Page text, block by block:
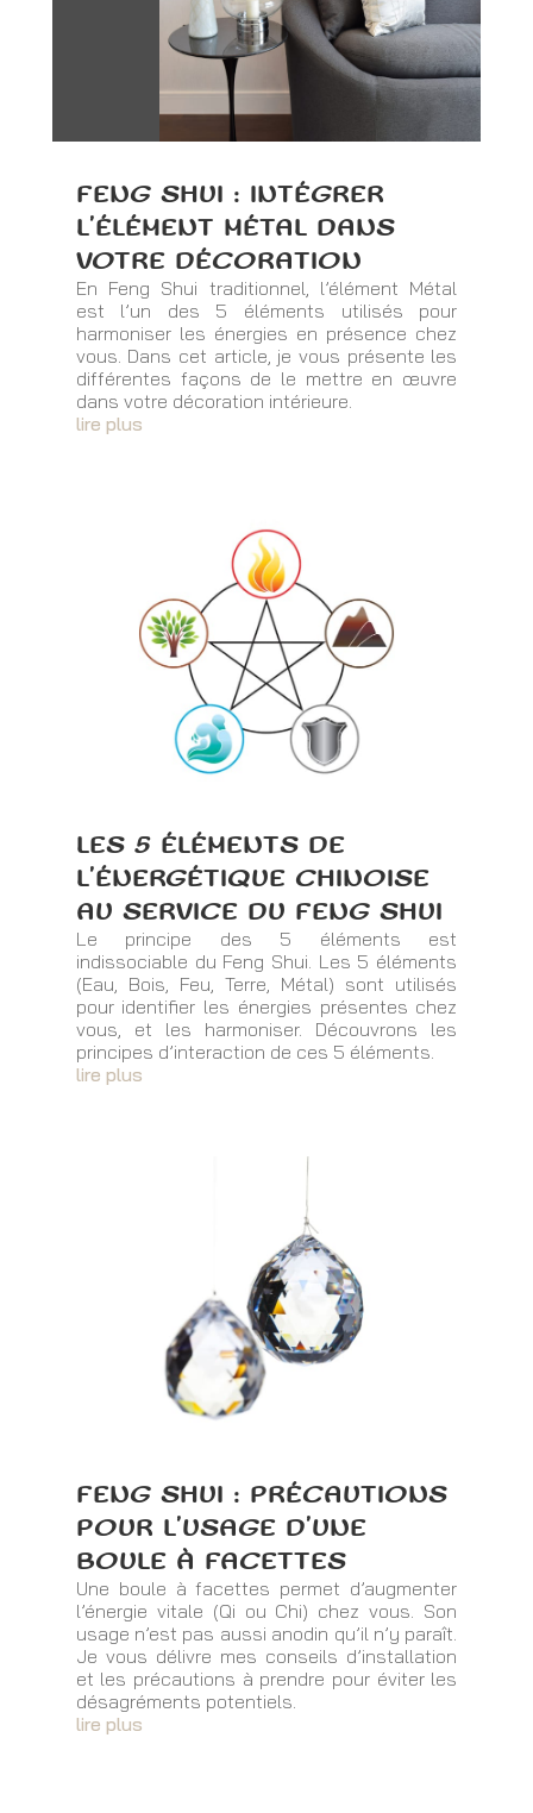
FENG SHUI : INTÉGRER
L’ÉLÉMENT MÉTAL DANS
VOTRE DÉCORATION
En Feng Shui traditionnel, l’élément Métal
est l’un des 5 éléments utilisés pour
harmoniser les énergies en présence chez
vous. Dans cet article, je vous présente les
différentes façons de le mettre en œuvre
dans votre décoration intérieure.
lire plus
LES 5 ÉLÉMENTS DE
L’ÉNERGÉTIQUE CHINOISE
AU SERVICE DU FENG SHUI
Le principe des 5 éléments est
indissociable du Feng Shui. Les 5 éléments
(Eau, Bois, Feu, Terre, Métal) sont utilisés
pour identifier les énergies présentes chez
vous, et les harmoniser. Découvrons les
principes d’interaction de ces 5 éléments.
lire plus
FENG SHUI : PRÉCAUTIONS
POUR L’USAGE D’UNE
BOULE À FACETTES
Une boule à facettes permet d’augmenter
l’énergie vitale (Qi ou Chi) chez vous. Son
usage n’est pas aussi anodin qu’il n’y paraît.
Je vous délivre mes conseils d’installation
et les précautions à prendre pour éviter les
désagréments potentiels.
lire plus